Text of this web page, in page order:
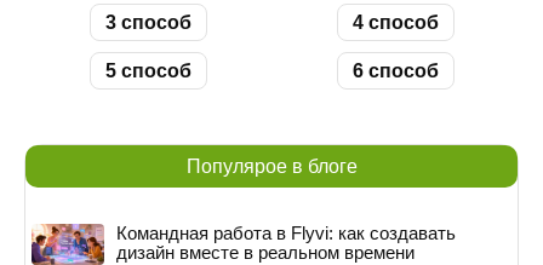
3 способ 4 способ
5 способ 6 способ
Популярое в блоге
Командная работа в Flyvi: как создавать
дизайн вместе в реальном времени